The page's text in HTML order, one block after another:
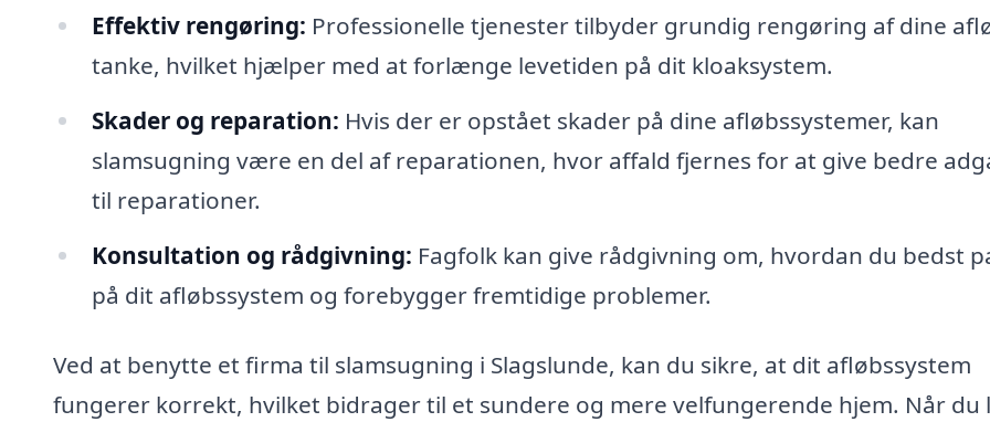
Effektiv rengøring: Professionelle tjenester tilbyder grundig rengøring af dine
tanke, hvilket hjælper med at forlænge levetiden på dit kloaksystem.
Skader og reparation: Hvis der er opstået skader på dine afløbssystemer, kan
slamsugning være en del af reparationen, hvor affald fjernes for at give bedre
til reparationer.
Konsultation og rådgivning: Fagfolk kan give rådgivning om, hvordan du bedst
på dit afløbssystem og forebygger fremtidige problemer.
Ved at benytte et firma til slamsugning i Slagslunde, kan du sikre, at dit afløbssystem
fungerer korrekt, hvilket bidrager til et sundere og mere velfungerende hjem. Når du